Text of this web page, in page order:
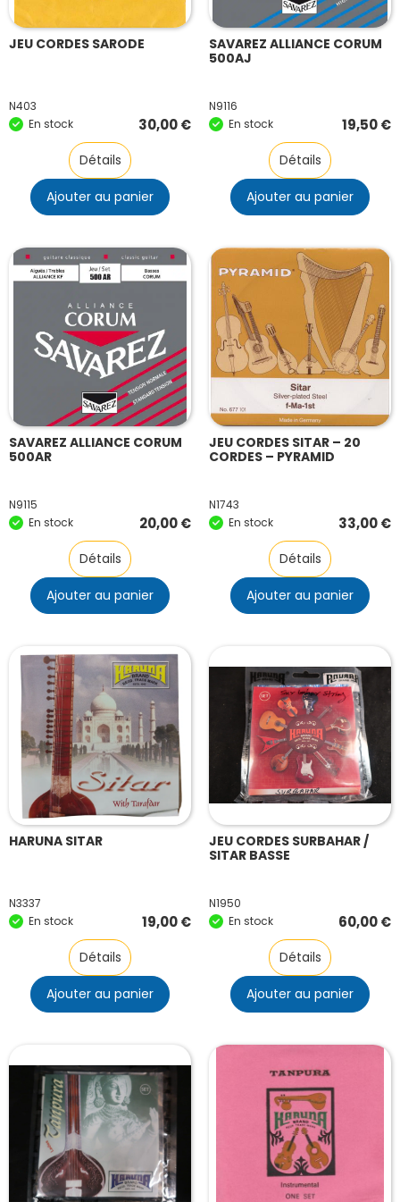
JEU CORDES SARODE
N403
En stock
30,00€
Détails
Ajouter au panier
SAVAREZ ALLIANCE CORUM
500AJ
N9116
En stock
19,50€
Détails
Ajouter au panier
SAVAREZ ALLIANCE CORUM
500AR
N9115
En stock
20,00€
Détails
Ajouter au panier
JEU CORDES SITAR – 20
CORDES – PYRAMID
N1743
En stock
33,00€
Détails
Ajouter au panier
HARUNA SITAR
N3337
En stock
19,00€
Détails
Ajouter au panier
JEU CORDES SURBAHAR /
SITAR BASSE
N1950
En stock
60,00€
Détails
Ajouter au panier